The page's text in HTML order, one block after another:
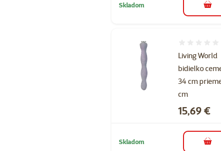
Skladom do
Living World
bidielko
34 cm
cm
Cena
15,69 €
Skladom do